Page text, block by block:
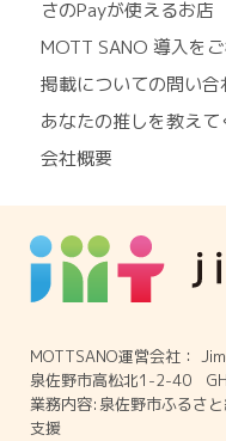
MOTTSANO運営会社：
泉佐野市高松北1-2-40
業務内容:泉佐野市ふるさ
支援
さのPayが使えるお店
MOTT SANO 導入を
掲載についての問い合
あなたの推しを教えて
会社概要